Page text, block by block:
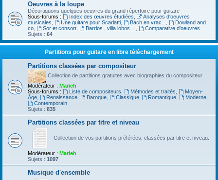
Oeuvres à la loupe
Décortiquons quelques oeuvres du grand répertoire pour guitare
Sous-forums :
Index des œuvres étudiées
Analyses d'oeuvres
musicales
Une guitare pour Scarlatti, Bach en vrac...
Dowland and
co
Sor et consort, Barrios , villa lobos ...
Comparative d'oeuvres
Sujets : 64
Partitions pour guitare en libre téléchargement
Partitions classées par compositeur
Collection de partitions gratuites avec biographies du compositeur
Modérateur : Marieh
Sous-forums :
Liste de compositeurs Méthodes et traités
Moyen-
Âge
Renaissance, Baroque, Classique, Romantique Moderne
Contemporain
Sujets : 835
Partitions classées par titre et niveau
Collection de vos partitions préférées, classées par titre et niveau.
Modérateur : Marieh
Sujets : 1097
Musique d'ensemble